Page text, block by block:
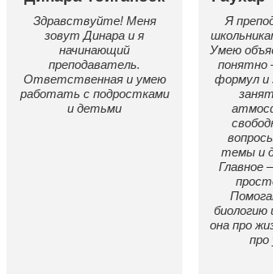
Здравствуйте! Меня
зовут Динара и я
начинающий
преподаватель.
Ответственная и умею
работать с подростками
и детьми
Я
Умею
понятно
формул и
темы и
Главное
биологию
она про
про